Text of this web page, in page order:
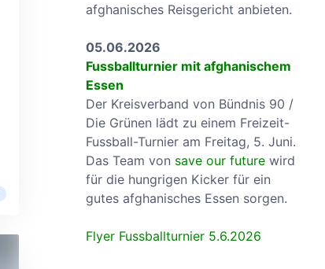
afghanisches Reisgericht anbieten.
05.06.2026
Fussballturnier mit afghanischem
Essen
Der Kreisverband von Bündnis 90 /
Die Grünen lädt zu einem Freizeit-
Fussball-Turnier am Freitag, 5. Juni.
Das Team von save our future wird
für die hungrigen Kicker für ein
gutes afghanisches Essen sorgen.
Flyer Fussballturnier 5.6.2026